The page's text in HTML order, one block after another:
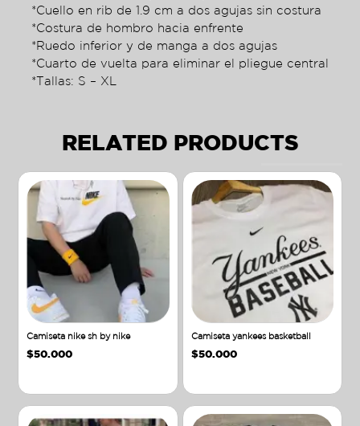
*Cuello en rib de 1.9 cm a dos agujas sin costura
*Costura de hombro hacia enfrente
*Ruedo inferior y de manga a dos agujas
*Cuarto de vuelta para eliminar el pliegue central
*Tallas: S – XL
RELATED PRODUCTS
Camiseta nike sh by nike
$50.000
Camiseta yankees basketball
$50.000